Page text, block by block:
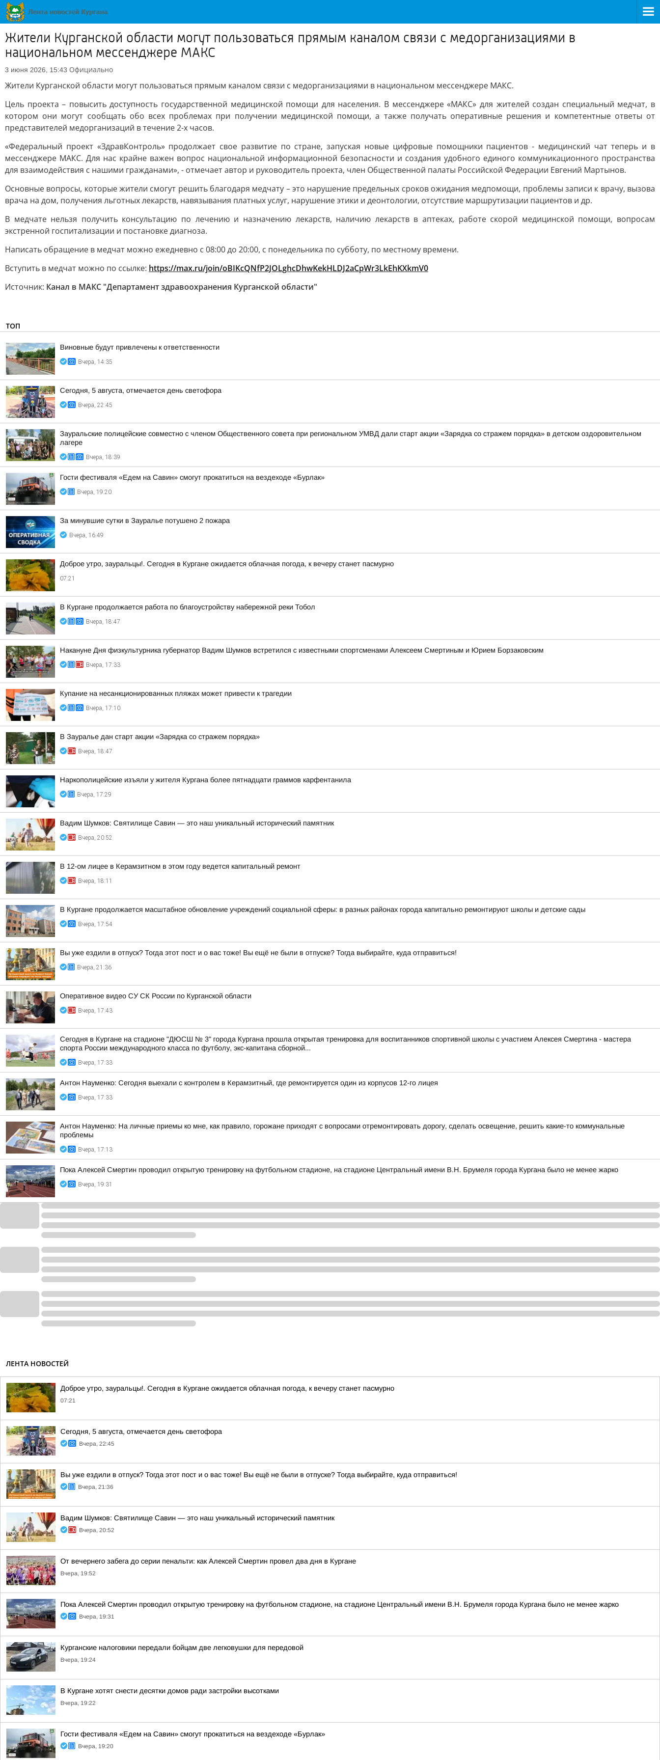
Жители Курганской области могут пользоваться прямым каналом связи с медорганизациями в
национальном мессенджере MAКС
3 июня 2026, 15:43 Официально
Жители Курганской области могут пользоваться прямым каналом связи с медорганизациями в национальном мессенджере MAКС.
Цель проекта – повысить доступность государственной медицинской помощи для населения. В мессенджере «MAКС» для жителей создан специальный медчат, в
котором они могут сообщать обо всех проблемах при получении медицинской помощи, а также получать оперативные решения и компетентные ответы от
представителей медорганизаций в течение 2-х часов.
«Федеральный проект «ЗдравКонтроль» продолжает свое развитие по стране, запуская новые цифровые помощники пациентов - медицинский чат теперь и в
мессенджере MAКС. Для нас крайне важен вопрос национальной информационной безопасности и создания удобного единого коммуникационного пространства
для взаимодействия с нашими гражданами», - отмечает автор и руководитель проекта, член Общественной палаты Российской Федерации Евгений Мартынов.
Основные вопросы, которые жители смогут решить благодаря медчату – это нарушение предельных сроков ожидания медпомощи, проблемы записи к врачу, вызова
врача на дом, получения льготных лекарств, навязывания платных услуг, нарушение этики и деонтологии, отсутствие маршрутизации пациентов и др.
В медчате нельзя получить консультацию по лечению и назначению лекарств, наличию лекарств в аптеках, работе скорой медицинской помощи, вопросам
экстренной госпитализации и постановке диагноза.
Написать обращение в медчат можно ежедневно с 08:00 до 20:00, с понедельника по субботу, по местному времени.
Вступить в медчат можно по ссылке: https://max.ru/join/oBIKcQNfP2JOLghcDhwKekHLDJ2aCpWr3LkEhKXkmV0
Источник: Канал в МАКС "Департамент здравоохранения Курганской области"
ТОП
Виновные будут привлечены к ответственности
Вчера, 14:35
Сегодня, 5 августа, отмечается день светофора
Вчера, 22:45
Зауральские полицейские совместно с членом Общественного совета при региональном УМВД дали старт акции «Зарядка со стражем порядка» в детском оздоровительном
лагере
Вчера, 18:39
Гости фестиваля «Едем на Савин» смогут прокатиться на вездеходе «Бурлак»
Вчера, 19:20
За минувшие сутки в Зауралье потушено 2 пожара
Вчера, 16:49
Доброе утро, зауральцы!. Сегодня в Кургане ожидается облачная погода, к вечеру станет пасмурно
07:21
В Кургане продолжается работа по благоустройству набережной реки Тобол
Вчера, 18:47
Накануне Дня физкультурника губернатор Вадим Шумков встретился с известными спортсменами Алексеем Смертиным и Юрием Борзаковским
Вчера, 17:33
Купание на несанкционированных пляжах может привести к трагедии
Вчера, 17:10
В Зауралье дан старт акции «Зарядка со стражем порядка»
Вчера, 18:47
Наркополицейские изъяли у жителя Кургана более пятнадцати граммов карфентанила
Вчера, 17:29
Вадим Шумков: Святилище Савин — это наш уникальный исторический памятник
Вчера, 20:52
В 12-ом лицее в Керамзитном в этом году ведется капитальный ремонт
Вчера, 18:11
В Кургане продолжается масштабное обновление учреждений социальной сферы: в разных районах города капитально ремонтируют школы и детские сады
Вчера, 17:54
Вы уже ездили в отпуск? Тогда этот пост и о вас тоже! Вы ещё не были в отпуске? Тогда выбирайте, куда отправиться!
Вчера, 21:36
Оперативное видео СУ СК России по Курганской области
Вчера, 17:43
Сегодня в Кургане на стадионе "ДЮСШ № 3" города Кургана прошла открытая тренировка для воспитанников спортивной школы с участием Алексея Смертина - мастера
спорта России международного класса по футболу, экс-капитана сборной...
Вчера, 17:33
Антон Науменко: Сегодня выехали с контролем в Керамзитный, где ремонтируется один из корпусов 12-го лицея
Вчера, 17:33
Антон Науменко: На личные приемы ко мне, как правило, горожане приходят с вопросами отремонтировать дорогу, сделать освещение, решить какие-то коммунальные
проблемы
Вчера, 17:13
Пока Алексей Смертин проводил открытую тренировку на футбольном стадионе, на стадионе Центральный имени В.Н. Брумеля города Кургана было не менее жарко
Вчера, 19:31
ЛЕНТА НОВОСТЕЙ
Доброе утро, зауральцы!. Сегодня в Кургане ожидается облачная погода, к вечеру станет пасмурно
07:21
Сегодня, 5 августа, отмечается день светофора
Вчера, 22:45
Вы уже ездили в отпуск? Тогда этот пост и о вас тоже! Вы ещё не были в отпуске? Тогда выбирайте, куда отправиться!
Вчера, 21:36
Вадим Шумков: Святилище Савин — это наш уникальный исторический памятник
Вчера, 20:52
От вечернего забега до серии пенальти: как Алексей Смертин провел два дня в Кургане
Вчера, 19:52
Пока Алексей Смертин проводил открытую тренировку на футбольном стадионе, на стадионе Центральный имени В.Н. Брумеля города Кургана было не менее жарко
Вчера, 19:31
Курганские налоговики передали бойцам две легковушки для передовой
Вчера, 19:24
В Кургане хотят снести десятки домов ради застройки высотками
Вчера, 19:22
Гости фестиваля «Едем на Савин» смогут прокатиться на вездеходе «Бурлак»
Вчера, 19:20